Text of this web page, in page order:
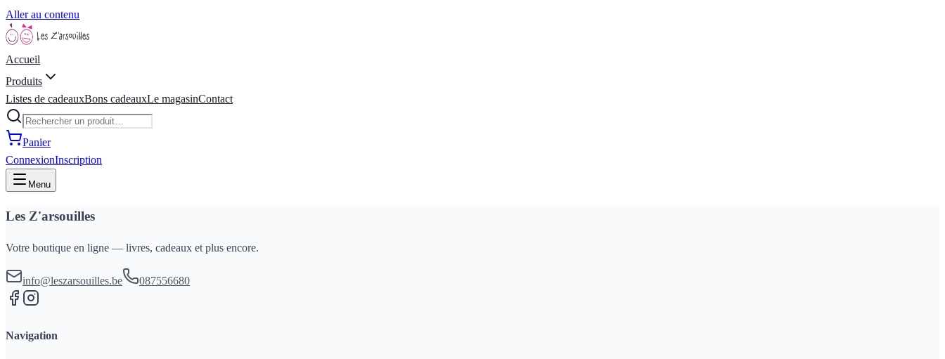
Aller au contenu
Accueil
Produits
Listes de cadeauxBons cadeauxLe magasinContact
Panier
ConnexionInscription
Menu
Les Z'arsouilles
Votre boutique en ligne — livres, cadeaux et plus encore.
info@leszarsouilles.be 087556680
Navigation